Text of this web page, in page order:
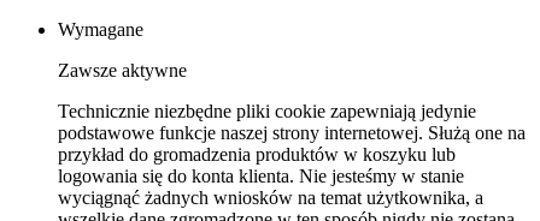
Wymagane
Zawsze aktywne
Technicznie niezbędne pliki cookie zapewniają jedynie
podstawowe funkcje naszej strony internetowej. Służą one na
przykład do gromadzenia produktów w koszyku lub
logowania się do konta klienta. Nie jesteśmy w stanie
wyciągnąć żadnych wniosków na temat użytkownika, a